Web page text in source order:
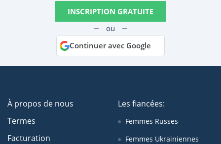
INSCRIPTION GRATUITE
ou
Continuer avec Google
À propos de nous
Termes
Facturation
Les fiancées:
Femmes Russes
Femmes Ukrainiennes